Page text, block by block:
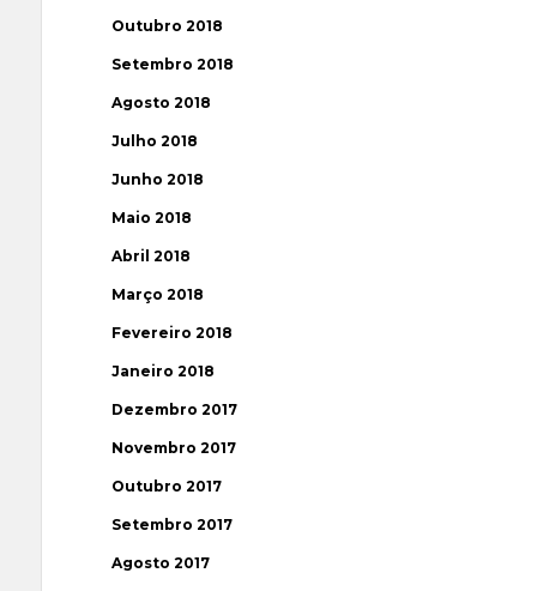
Outubro 2018
Setembro 2018
Agosto 2018
Julho 2018
Junho 2018
Maio 2018
Abril 2018
Março 2018
Fevereiro 2018
Janeiro 2018
Dezembro 2017
Novembro 2017
Outubro 2017
Setembro 2017
Agosto 2017